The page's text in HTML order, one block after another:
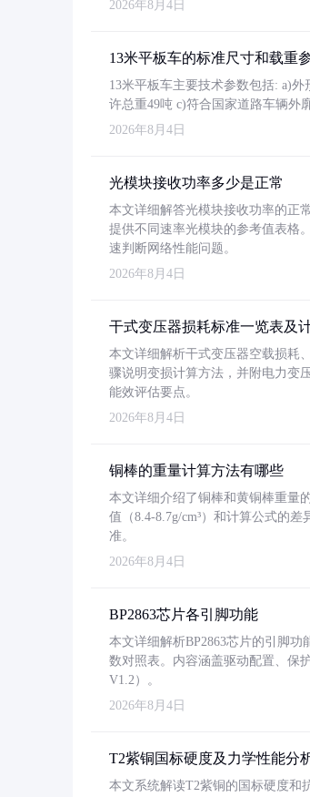
2026年8月4日
13米平板车的标准尺寸和载重
13米平板车主要技术参数包括: a)
许总重49吨 c)符合国家道路车辆外
2026年8月4日
光模块接收功率多少是正常
本文详细解答光模块接收功率的正
提供不同速率光模块的参考值表格
速判断网络性能问题。
2026年8月4日
干式变压器损耗标准一览表及
本文详细解析干式变压器空载损耗
骤说明变损计算方法，并附电力变
能效评估要点。
2026年8月4日
铜棒的重量计算方法有哪些
本文详细介绍了铜棒和黄铜棒重量
值（8.4-8.7g/cm³）和计算公式的
准。
2026年8月4日
BP2863芯片各引脚功能
本文详细解析BP2863芯片的引脚
数对照表。内容涵盖驱动配置、保
V1.2）。
2026年8月4日
T2紫铜国标硬度及力学性能分
本文系统解读T2紫铜的国标硬度和